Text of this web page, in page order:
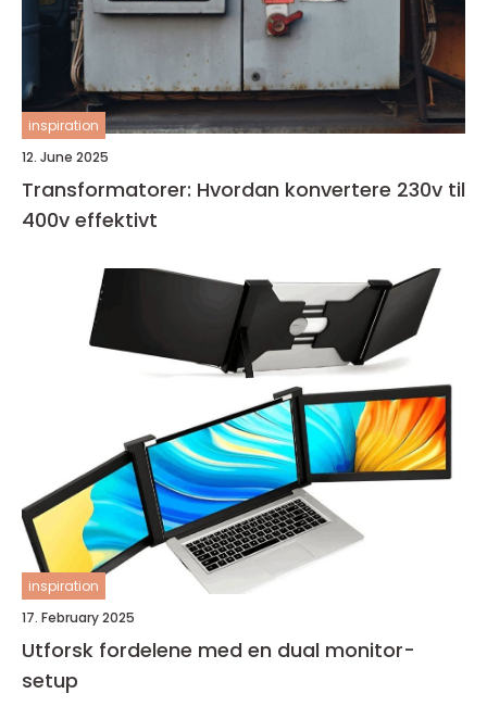
inspiration
12. June 2025
Transformatorer: Hvordan konvertere 230v til
400v effektivt
inspiration
17. February 2025
Utforsk fordelene med en dual monitor-
setup